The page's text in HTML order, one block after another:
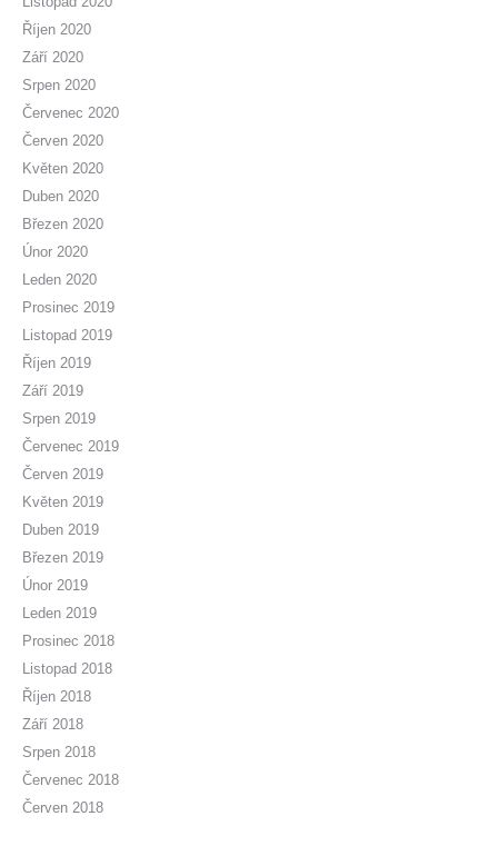
Říjen 2020
Září 2020
Srpen 2020
Červenec 2020
Červen 2020
Květen 2020
Duben 2020
Březen 2020
Únor 2020
Leden 2020
Prosinec 2019
Listopad 2019
Říjen 2019
Září 2019
Srpen 2019
Červenec 2019
Červen 2019
Květen 2019
Duben 2019
Březen 2019
Únor 2019
Leden 2019
Prosinec 2018
Listopad 2018
Říjen 2018
Září 2018
Srpen 2018
Červenec 2018
Červen 2018